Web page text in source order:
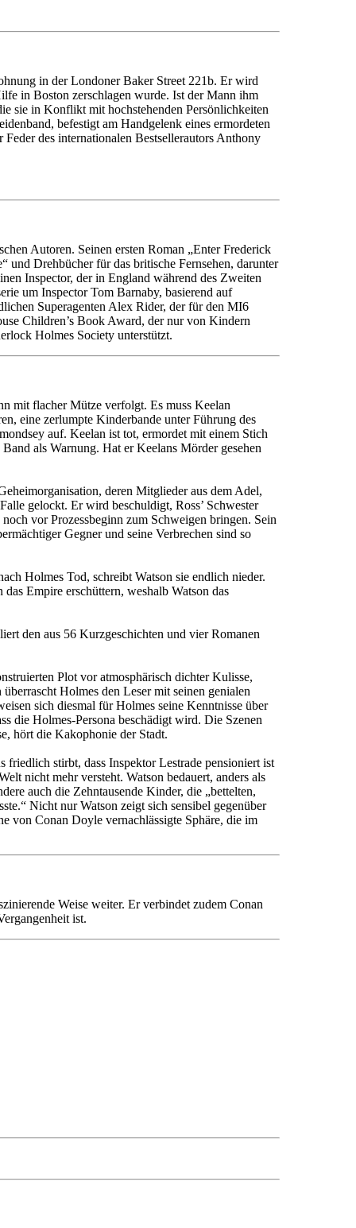
in der Londoner Baker Street 221b. Er wird
in Boston zerschlagen wurde. Ist der Mann ihm
sie in Konflikt mit hochstehenden Persönlichkeiten
befestigt am Handgelenk eines ermordeten
des internationalen Bestsellerautors Anthony
Autoren. Seinen ersten Roman „Enter Frederick
Drehbücher für das britische Fernsehen, darunter
Inspector, der in England während des Zweiten
um Inspector Tom Barnaby, basierend auf
Superagenten Alex Rider, der für den MI6
Children’s Book Award, der nur von Kindern
Holmes Society unterstützt.
mit flacher Mütze verfolgt. Es muss Keelan
eine zerlumpte Kinderbande unter Führung des
auf. Keelan ist tot, ermordet mit einem Stich
als Warnung. Hat er Keelans Mörder gesehen
deren Mitglieder aus dem Adel,
gelockt. Er wird beschuldigt, Ross’ Schwester
vor Prozessbeginn zum Schweigen bringen. Sein
Gegner und seine Verbrechen sind so
Holmes Tod, schreibt Watson sie endlich nieder.
Empire erschüttern, weshalb Watson das
den aus 56 Kurzgeschichten und vier Romanen
Plot vor atmosphärisch dichter Kulisse,
Holmes den Leser mit seinen genialen
sich diesmal für Holmes seine Kenntnisse über
die Holmes-Persona beschädigt wird. Die Szenen
hört die Kakophonie der Stadt.
stirbt, dass Inspektor Lestrade pensioniert ist
nicht mehr versteht. Watson bedauert, anders als
auch die Zehntausende Kinder, die „bettelten,
Nicht nur Watson zeigt sich sensibel gegenüber
von Conan Doyle vernachlässigte Sphäre, die im
Weise weiter. Er verbindet zudem Conan
ist.